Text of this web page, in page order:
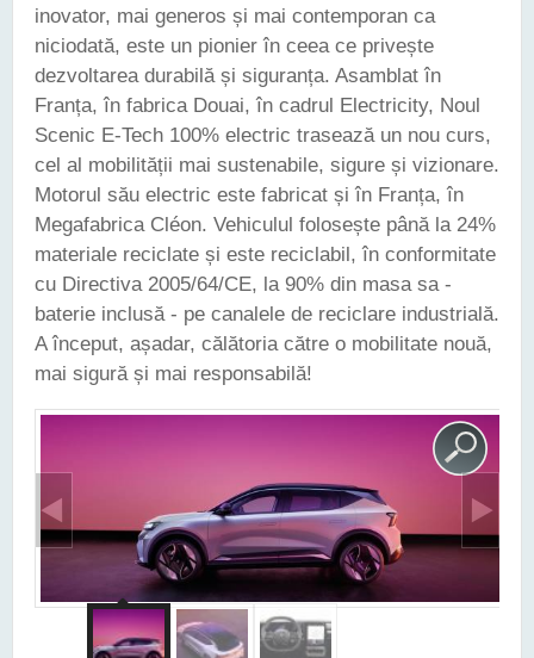
inovator, mai generos și mai contemporan ca
niciodată, este un pionier în ceea ce privește
dezvoltarea durabilă și siguranța. Asamblat în
Franța, în fabrica Douai, în cadrul Electricity, Noul
Scenic E-Tech 100% electric trasează un nou curs,
cel al mobilității mai sustenabile, sigure și vizionare.
Motorul său electric este fabricat și în Franța, în
Megafabrica Cléon. Vehiculul folosește până la 24%
materiale reciclate și este reciclabil, în conformitate
cu Directiva 2005/64/CE, la 90% din masa sa -
baterie inclusă - pe canalele de reciclare industrială.
A început, așadar, călătoria către o mobilitate nouă,
mai sigură și mai responsabilă!